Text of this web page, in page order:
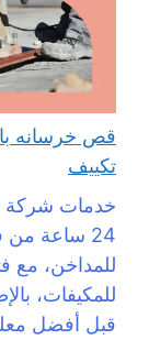
تكييف
خدمات شركة
24 ساعة
للمداخن، مع
للمكيفات،
قبل أفضل